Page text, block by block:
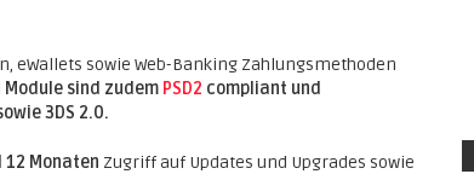
eWallets sowie Web-Banking Zahlungsmethoden
Module sind zudem PSD2 compliant und
3DS 2.0.
Monaten Zugriff auf Updates und Upgrades sowie